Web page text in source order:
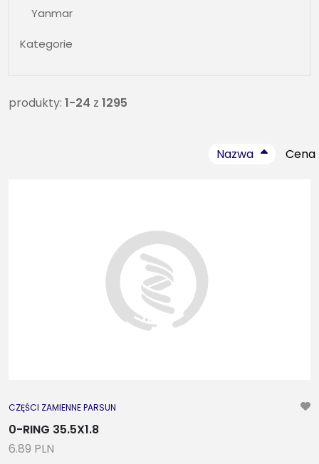
Yanmar
Kategorie
produkty: 1-24 z 1295
Nazwa Cena
CZĘŚCI ZAMIENNE PARSUN
0-RING 35.5X1.8
6.89 PLN